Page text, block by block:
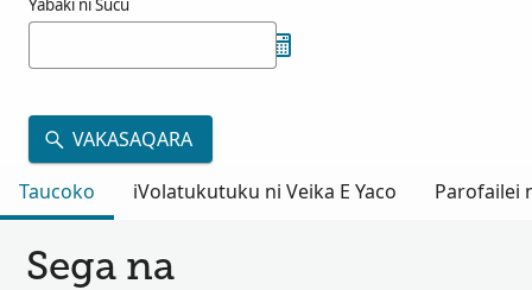
Yabaki ni Sucu
VAKASAQARA
Taucoko
iVolatukutuku ni Veika E Yaco Parofailei
Sega na